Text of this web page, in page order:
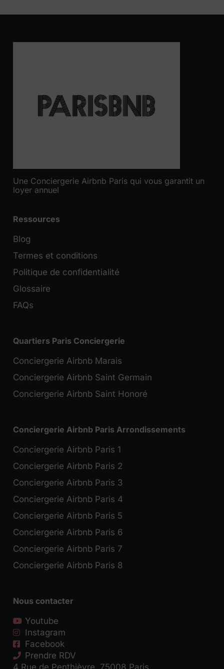
Une Conciergerie Airbnb Paris qui vous garantit un
loyer annuel
Ressources
Blog
Termes et conditions
Politique de confidentialité
Glossaire
FAQs
Quartiers Paris Conciergerie
Conciergerie Airbnb Marais
Conciergerie Airbnb Saint Germain
Conciergerie Airbnb Saint Honoré
Conciergerie Airbnb Paris Arrondissements
Conciergerie Airbnb Paris 1
Conciergerie Airbnb Paris 2
Conciergerie Airbnb Paris 3
Conciergerie Airbnb Paris 4
Conciergerie Airbnb Paris 5
Conciergerie Airbnb Paris 6
Conciergerie Airbnb Paris 7
Conciergerie Airbnb Paris 8
Nous contacter
Youtube
Instagram
Facebook
Prendre RDV
4 Rue de Penthièvre, 75008 Paris